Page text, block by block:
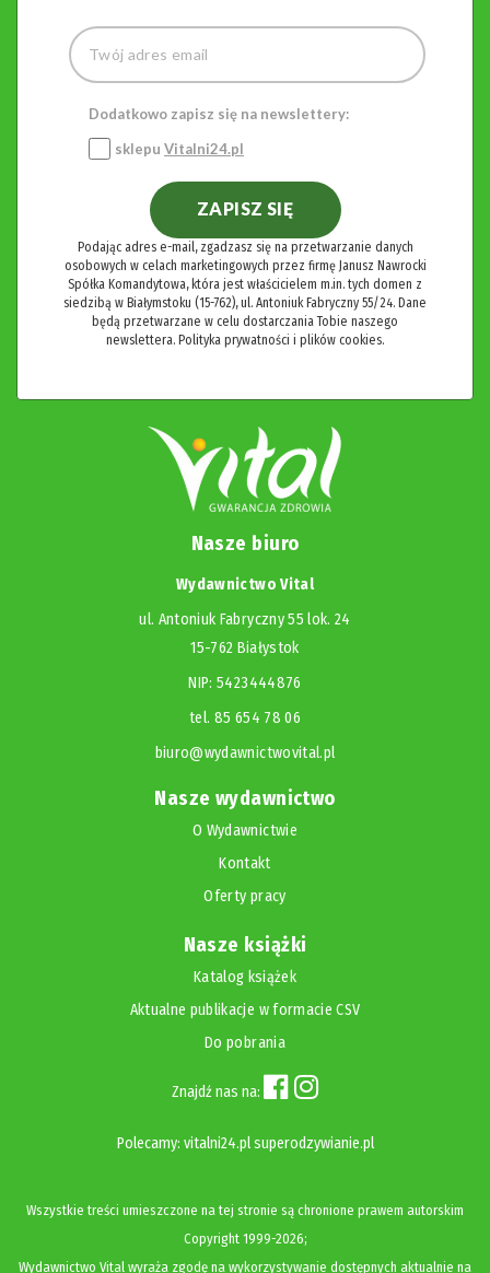
Dodatkowo zapisz się na newslettery:
sklepu Vitalni24.pl
ZAPISZ SIĘ
Podając adres e-mail, zgadzasz się na przetwarzanie danych
osobowych w celach marketingowych przez firmę Janusz Nawrocki
Spółka Komandytowa, która jest właścicielem m.in. tych domen z
siedzibą w Białymstoku (15-762), ul. Antoniuk Fabryczny 55/24. Dane
będą przetwarzane w celu dostarczania Tobie naszego
newslettera. Polityka prywatności i plików cookies.
Nasze biuro
Wydawnictwo Vital
ul. Antoniuk Fabryczny 55 lok. 24
15-762 Białystok
NIP: 5423444876
tel. 85 654 78 06
biuro@wydawnictwovital.pl
Nasze wydawnictwo
O Wydawnictwie
Kontakt
Oferty pracy
Nasze książki
Katalog książek
Aktualne publikacje w formacie CSV
Do pobrania
Znajdź nas na:
Polecamy: vitalni24.pl superodzywianie.pl
Wszystkie treści umieszczone na tej stronie są chronione prawem autorskim
Copyright1999-2026;
Wydawnictwo Vital wyraża zgodę na wykorzystywanie dostępnych aktualnie na